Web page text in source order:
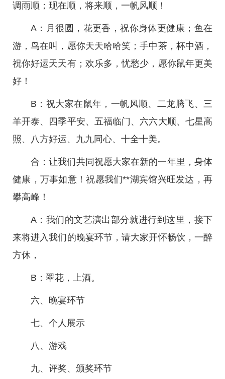
调雨顺；现在顺，将来顺，一帆风顺！
A：月很圆，花更香，祝你身体更健康；鱼在
游，鸟在叫，愿你天天哈哈笑；手中茶，杯中酒，
祝你好运天天有；欢乐多，忧愁少，愿你鼠年更美
好！
B：祝大家在鼠年，一帆风顺、二龙腾飞、三
羊开泰、四季平安、五福临门、六六大顺、七星高
照、八方好运、九九同心、十全十美。
合：让我们共同祝愿大家在新的一年里，身体
健康，万事如意！祝愿我们**湖宾馆兴旺发达，再
攀高峰！
A：我们的文艺演出部分就进行到这里，接下
来将进入我们的晚宴环节，请大家开怀畅饮，一醉
方休，
B：翠花，上酒。
六、晚宴环节
七、个人展示
八、游戏
九、评奖、颁奖环节